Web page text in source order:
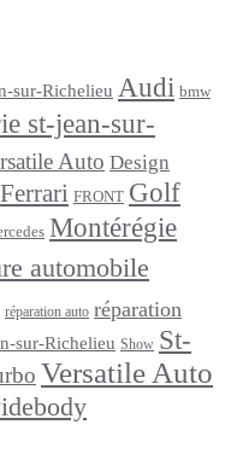
sur-Richelieu Audi bmw
st-jean-sur-
Auto Design
Ferrari FRONT Golf
Montérégie
automobile
réparation auto réparation
sur-Richelieu Show St-
Versatile Auto